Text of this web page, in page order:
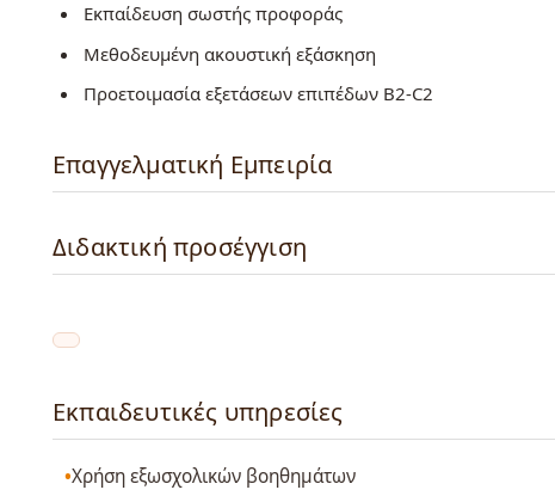
Εκπαίδευση σωστής προφοράς
Μεθοδευμένη ακουστική εξάσκηση
Προετοιμασία εξετάσεων επιπέδων B2-C2
Επαγγελματική Εμπειρία
Διδακτική προσέγγιση
Εκπαιδευτικές υπηρεσίες
Χρήση εξωσχολικών βοηθημάτων